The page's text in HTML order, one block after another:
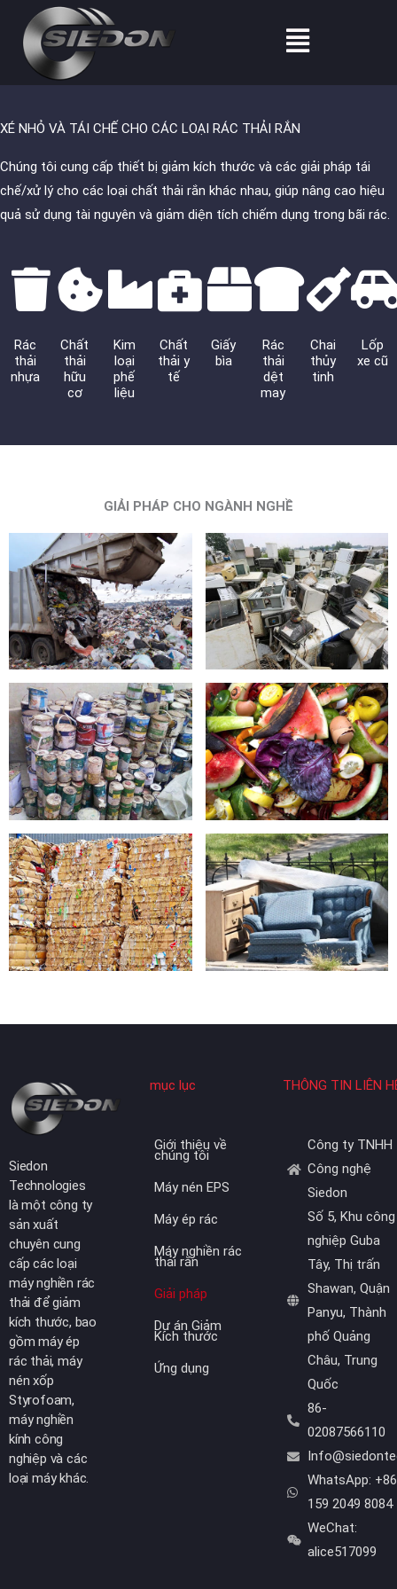
dung
Thực
đơn
XÉ NHỎ VÀ TÁI CHẾ CHO CÁC LOẠI RÁC THẢI RẮN
Chúng tôi cung cấp thiết bị giảm kích thước và các giải pháp tái
chế/xử lý cho các loại chất thải rắn khác nhau, giúp nâng cao hiệu
quả sử dụng tài nguyên và giảm diện tích chiếm dụng trong bãi rác.
Rác
thải
nhựa
Chất
thải
hữu
cơ
Kim
loại
phế
liệu
Chất
thải y
tế
Giấy
bìa
Rác
thải
dệt
may
Chai
thủy
tinh
Lốp
xe cũ
GIẢI PHÁP CHO NGÀNH NGHỀ
THÔNG TIN LIÊN
Công ty TNHH
Công nghệ
Siedon
Số 5, Khu công
nghiệp Guba
Tây, Thị trấn
Shawan, Quận
Panyu, Thành
phố Quảng
Châu, Trung
Quốc
86-
02087566110
WhatsApp: +86
159 2049 8084
WeChat:
alice517099
mục lục
Giới thiệu về
chúng tôi
Máy nén EPS
Máy ép rác
Máy nghiền rác
thải rắn
Giải pháp
Dự án Giảm
Kích thước
Ứng dụng
Siedon
Technologies
là một công ty
sản xuất
chuyên cung
cấp các loại
máy nghiền rác
thải để giảm
kích thước, bao
gồm máy ép
rác thải, máy
nén xốp
Styrofoam,
máy nghiền
kính công
nghiệp và các
loại máy khác.